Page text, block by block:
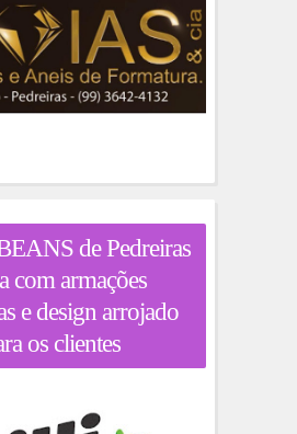
de Pedreiras
com armações
e design arrojado
os clientes